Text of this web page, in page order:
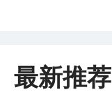
最新推荐